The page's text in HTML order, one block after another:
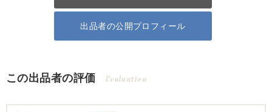
出品者の公開プロフィール
この出品者の評価 Evaluation